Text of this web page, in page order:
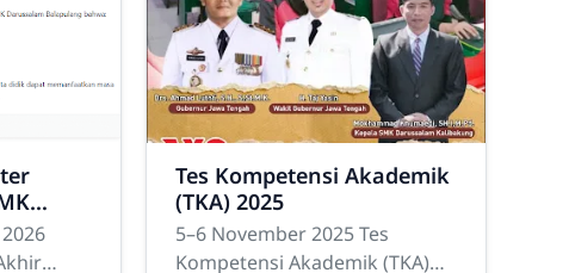
Tes Kompetensi Akademik
(TKA) 2025
5–6 November 2025 Tes
Kompetensi Akademik (TKA)